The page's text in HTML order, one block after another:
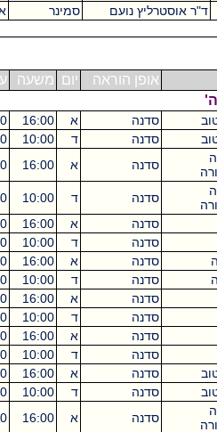
נועם
סמינר א 12:00
אופן הוראה יום משעה עד שעה
סדנה 16:00
19:00
סדנה
10:00
19:00
16:00
19:00
10:00
19:00
16:00
19:00
10:00
19:00
16:00
19:00
10:00
19:00
16:00
19:00
10:00
19:00
16:00
19:00
10:00
19:00
סדנה
16:00
19:00
סדנה
10:00
19:00
16:00
19:00